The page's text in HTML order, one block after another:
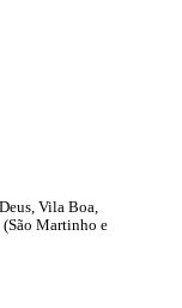
Vila Boa,
(São Martinho e